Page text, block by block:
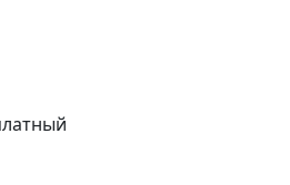
(смесь штукатурно-